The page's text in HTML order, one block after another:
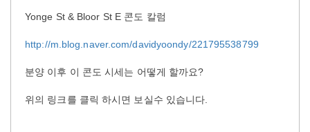
Yonge St & Bloor St E 콘도 칼럼
http://m.blog.naver.com/davidyoondy/221795538799
분양 이후 이 콘도 시세는 어떻게 할까요?
위의 링크를 클릭 하시면 보실수 있습니다.